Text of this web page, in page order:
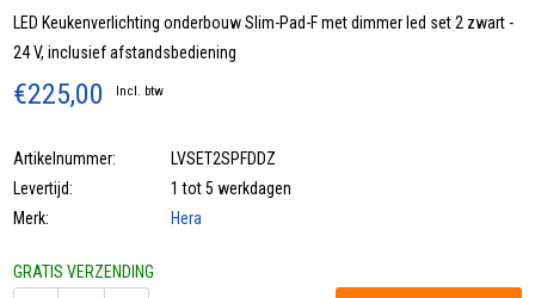
LED Keukenverlichting onderbouw Slim-Pad-F met dimmer led set 2 zwart -
24 V, inclusief afstandsbediening
€225,00 Incl. btw
Artikelnummer:
LVSET2SPFDDZ
Levertijd:
1 tot 5 werkdagen
Merk:
Hera
GRATIS VERZENDING